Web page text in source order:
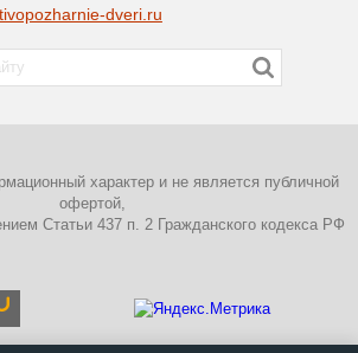
dveri.ru
характер и не является публичной
офертой,
Статьи 437 п. 2 Гражданского кодекса РФ